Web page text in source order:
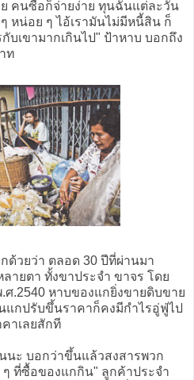
คนซื้อก็จ่ายง่าย ทุนฉันแต่ละวัน
หน่อย ๆ ไอ้เรามันไม่มีหนี้สิน ก็
บเขามากเกินไป" ป้าหาบ บอกถึง
ท
ด้วยว่า ตลอด 30 ปีที่ผ่านมา
ายตา ทั้งขาประจำ ขาจร โดย
ศ.2540 หาบของแกยิ่งขายดิบขาย
แกปรับขึ้นราคาก็คงมีกำไรอู่ฟู่ไป
าเลยสักที
นะ บอกว่าขึ้นแล้วสงสารพวก
ๆ ที่ซื้อของแกกิน" ลูกค้าประจำ